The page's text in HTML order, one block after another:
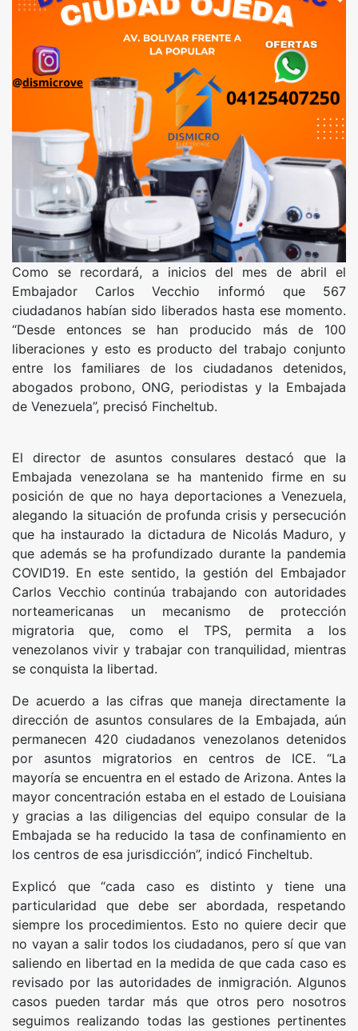
Como se recordará, a inicios del mes de abril el
Embajador Carlos Vecchio informó que 567
ciudadanos habían sido liberados hasta ese momento.
“Desde entonces se han producido más de 100
liberaciones y esto es producto del trabajo conjunto
entre los familiares de los ciudadanos detenidos,
abogados probono, ONG, periodistas y la Embajada
de Venezuela”, precisó Fincheltub.
El director de asuntos consulares destacó que la
Embajada venezolana se ha mantenido firme en su
posición de que no haya deportaciones a Venezuela,
alegando la situación de profunda crisis y persecución
que ha instaurado la dictadura de Nicolás Maduro, y
que además se ha profundizado durante la pandemia
COVID19. En este sentido, la gestión del Embajador
Carlos Vecchio continúa trabajando con autoridades
norteamericanas un mecanismo de protección
migratoria que, como el TPS, permita a los
venezolanos vivir y trabajar con tranquilidad, mientras
se conquista la libertad.
De acuerdo a las cifras que maneja directamente la
dirección de asuntos consulares de la Embajada, aún
permanecen 420 ciudadanos venezolanos detenidos
por asuntos migratorios en centros de ICE. “La
mayoría se encuentra en el estado de Arizona. Antes la
mayor concentración estaba en el estado de Louisiana
y gracias a las diligencias del equipo consular de la
Embajada se ha reducido la tasa de confinamiento en
los centros de esa jurisdicción”, indicó Fincheltub.
Explicó que “cada caso es distinto y tiene una
particularidad que debe ser abordada, respetando
siempre los procedimientos. Esto no quiere decir que
no vayan a salir todos los ciudadanos, pero sí que van
saliendo en libertad en la medida de que cada caso es
revisado por las autoridades de inmigración. Algunos
casos pueden tardar más que otros pero nosotros
seguimos realizando todas las gestiones pertinentes